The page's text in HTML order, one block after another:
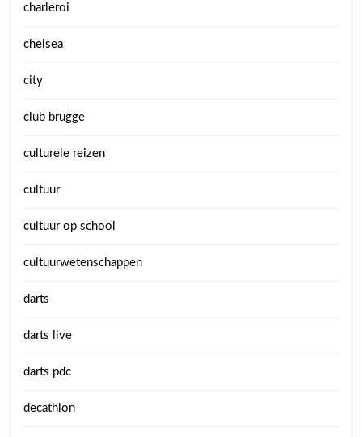
charleroi
chelsea
city
club brugge
culturele reizen
cultuur
cultuur op school
cultuurwetenschappen
darts
darts live
darts pdc
decathlon